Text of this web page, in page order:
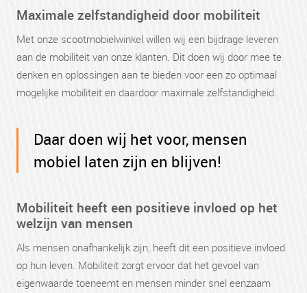
Maximale zelfstandigheid door mobiliteit
Met onze scootmobielwinkel willen wij een bijdrage leveren
aan de mobiliteit van onze klanten. Dit doen wij door mee te
denken en oplossingen aan te bieden voor een zo optimaal
mogelijke mobiliteit en daardoor maximale zelfstandigheid.
Daar doen wij het voor, mensen
mobiel laten zijn en blijven!
Mobiliteit heeft een positieve invloed op het
welzijn van mensen
Als mensen onafhankelijk zijn, heeft dit een positieve invloed
op hun leven. Mobiliteit zorgt ervoor dat het gevoel van
eigenwaarde toeneemt en mensen minder snel eenzaam